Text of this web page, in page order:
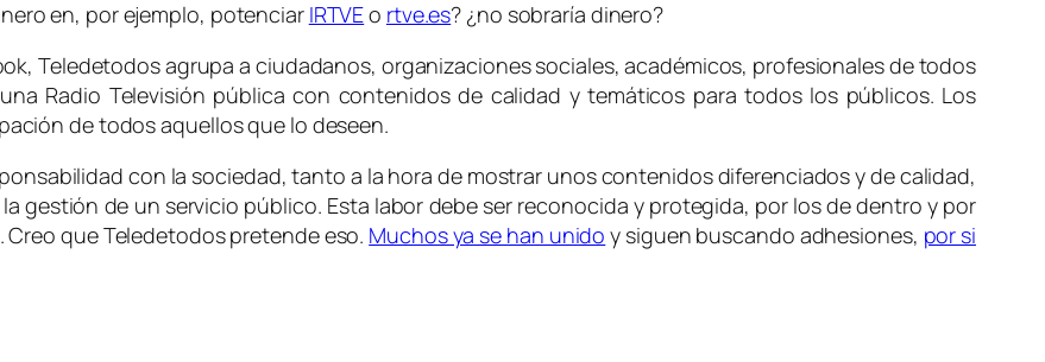
en, por ejemplo, potenciar IRTVEo rtve.es? ¿no sobraría dinero?
Teledetodosagrupa a ciudadanos, organizaciones sociales, académicos, profesionales de todos
Radio Televisión pública con contenidos de calidad y temáticos para todos los públicos. Los
de todos aquellos que lo deseen.
con la sociedad, tanto a la hora de mostrar unos contenidos diferenciados y de calidad,
gestión de un servicio público. Esta labor debe ser reconocida y protegida, por los de dentro y por
Creo queTeledetodospretende eso. Muchos ya se han unido y siguen buscando adhesiones, por si